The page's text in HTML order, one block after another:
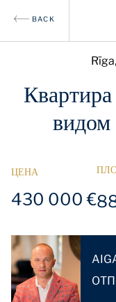
BACK
видом
ЦЕНА
430 000 €